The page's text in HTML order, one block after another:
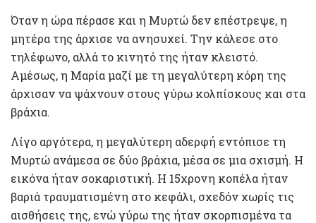
Όταν η ώρα πέρασε και η Μυρτώ δεν επέστρεψε, η
μητέρα της άρχισε να ανησυχεί. Την κάλεσε στο
τηλέφωνο, αλλά το κινητό της ήταν κλειστό.
Αμέσως, η Μαρία μαζί με τη μεγαλύτερη κόρη της
άρχισαν να ψάχνουν στους γύρω κολπίσκους και στα
βράχια.
Λίγο αργότερα, η μεγαλύτερη αδερφή εντόπισε τη
Μυρτώ ανάμεσα σε δύο βράχια, μέσα σε μια σχισμή. Η
εικόνα ήταν σοκαριστική. Η 15χρονη κοπέλα ήταν
βαριά τραυματισμένη στο κεφάλι, σχεδόν χωρίς τις
αισθήσεις της, ενώ γύρω της ήταν σκορπισμένα τα